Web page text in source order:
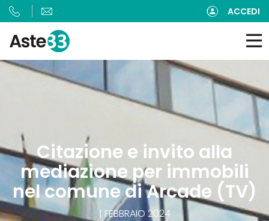
ACCEDI
Citazione e invito alla
mediazione per immobili
nel comune di Arcade (TV)
| FEBBRAIO 2024